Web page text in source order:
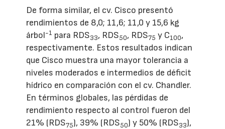
De forma similar, el cv. Cisco presentó
rendimientos de 8,0; 11,6; 11,0 y 15,6 kg
árbol-1 para RDS33, RDS50, RDS75 y C100,
respectivamente. Estos resultados indican
que Cisco muestra una mayor tolerancia a
niveles moderados e intermedios de déficit
hídrico en comparación con el cv. Chandler.
En términos globales, las pérdidas de
rendimiento respecto al control fueron del
21% (RDS75), 39% (RDS50) y 50% (RDS33),